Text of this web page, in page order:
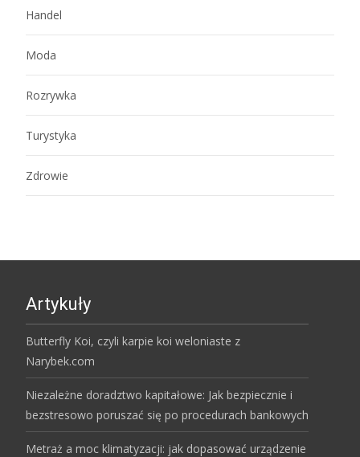
Handel
Moda
Rozrywka
Turystyka
Zdrowie
Artykuły
Butterfly Koi, czyli karpie koi weloniaste z
Narybek.com
Niezależne doradztwo kapitałowe: Jak bezpiecznie i
bezstresowo poruszać się po procedurach bankowych
Metraż a moc klimatyzacji: jak dopasować urządzenie